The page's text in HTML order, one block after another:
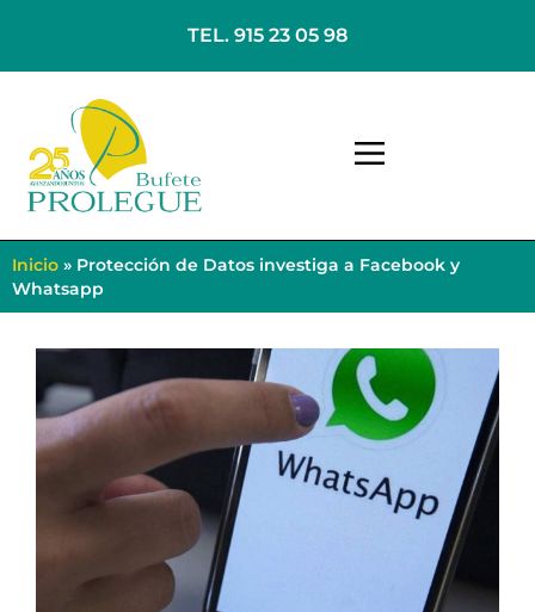
TEL. 915 23 05 98
Inicio » Protección de Datos investiga a Facebook y
Whatsapp